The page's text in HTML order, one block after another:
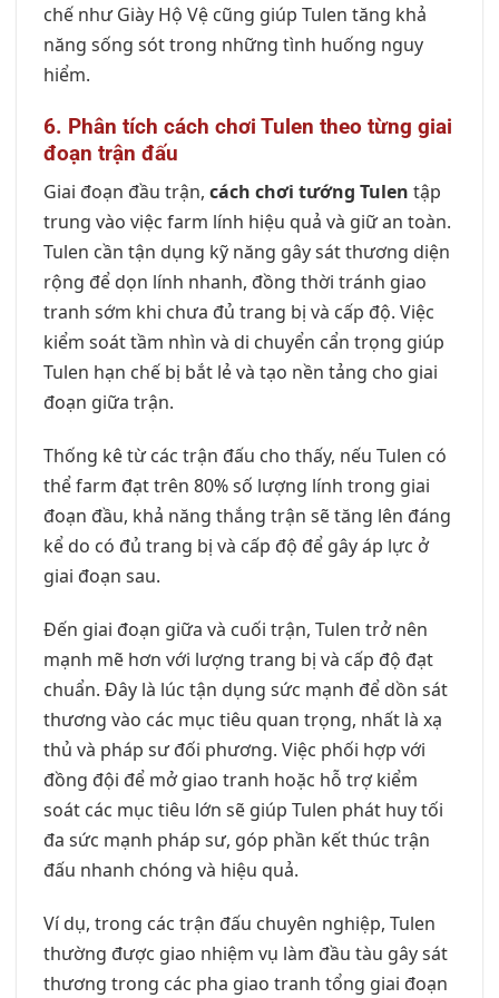
chế như Giày Hộ Vệ cũng giúp Tulen tăng khả
năng sống sót trong những tình huống nguy
hiểm.
6. Phân tích cách chơi Tulen theo từng giai
đoạn trận đấu
Giai đoạn đầu trận, cách chơi tướng Tulen tập
trung vào việc farm lính hiệu quả và giữ an toàn.
Tulen cần tận dụng kỹ năng gây sát thương diện
rộng để dọn lính nhanh, đồng thời tránh giao
tranh sớm khi chưa đủ trang bị và cấp độ. Việc
kiểm soát tầm nhìn và di chuyển cẩn trọng giúp
Tulen hạn chế bị bắt lẻ và tạo nền tảng cho giai
đoạn giữa trận.
Thống kê từ các trận đấu cho thấy, nếu Tulen có
thể farm đạt trên 80% số lượng lính trong giai
đoạn đầu, khả năng thắng trận sẽ tăng lên đáng
kể do có đủ trang bị và cấp độ để gây áp lực ở
giai đoạn sau.
Đến giai đoạn giữa và cuối trận, Tulen trở nên
mạnh mẽ hơn với lượng trang bị và cấp độ đạt
chuẩn. Đây là lúc tận dụng sức mạnh để dồn sát
thương vào các mục tiêu quan trọng, nhất là xạ
thủ và pháp sư đối phương. Việc phối hợp với
đồng đội để mở giao tranh hoặc hỗ trợ kiểm
soát các mục tiêu lớn sẽ giúp Tulen phát huy tối
đa sức mạnh pháp sư, góp phần kết thúc trận
đấu nhanh chóng và hiệu quả.
Ví dụ, trong các trận đấu chuyên nghiệp, Tulen
thường được giao nhiệm vụ làm đầu tàu gây sát
thương trong các pha giao tranh tổng giai đoạn